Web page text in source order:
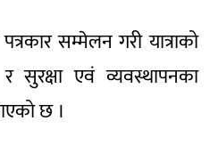
सम्मेलन गरी यात्राको
सुरक्षा एवं व्यवस्थापनका
छ ।